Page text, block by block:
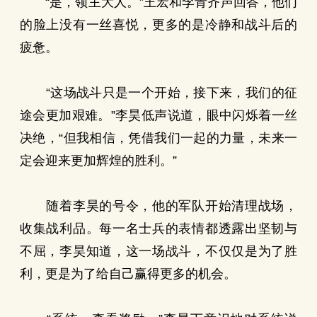
的脸上没有一丝喜悦，更多的是冷静和战斗后的
疲惫。
“这场战斗只是一个开始，接下来，我们的征
途会更加艰难。”李昊低声说道，眼中闪烁着一丝
决绝，“但我相信，凭借我们一起的力量，未来一
定会迎来更加辉煌的胜利。”
随着李昊的号令，他的军队开始清理战场，
收集战利品。每一名士兵的表情都透露出坚韧与
不屈，李昊知道，这一场战斗，不仅仅是为了胜
利，更是为了给自己赢得更多的机会。